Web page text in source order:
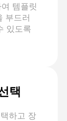
템플릿
부드러
있도록
택
하고 장